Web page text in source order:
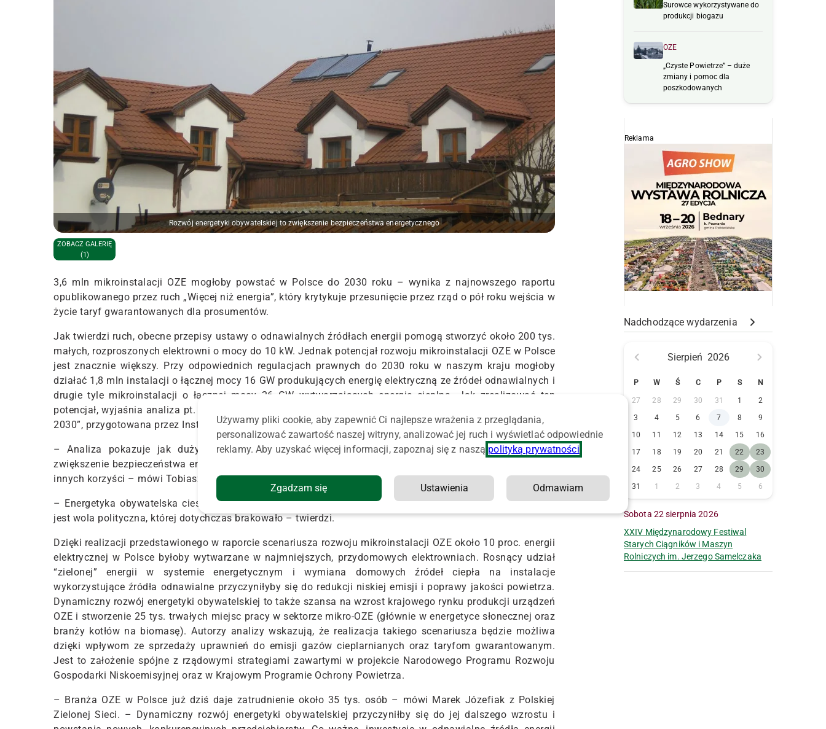
Rozwój energetyki obywatelskiej to zwiększenie bezpieczeństwa energetycznego
ZOBACZ GALERIĘ
(1)
3,6 mln mikroinstalacji OZE mogłoby powstać w Polsce do 2030 roku – wynika z najnowszego raportu
opublikowanego przez ruch „Więcej niż energia”, który krytykuje przesunięcie przez rząd o pół roku wejścia w
życie taryf gwarantowanych dla prosumentów.
Jak twierdzi ruch, obecne przepisy ustawy o odnawialnych źródłach energii pomogą stworzyć około 200 tys.
małych, rozproszonych elektrowni o mocy do 10 kW. Jednak potencjał rozwoju mikroinstalacji OZE w Polsce
jest znacznie większy. Przy odpowiednich regulacjach prawnych do 2030 roku w naszym kraju mogłoby
działać 1,8 mln instalacji o łącznej mocy 16 GW produkujących energię elektryczną ze źródeł odnawialnych i
drugie tyle mikroinstalacji o łącznej mocy 26 GW wytwarzających energię cieplną. Jak zrealizować ten
potencjał, wyjaśnia analiza pt. „Krajowy Plan Rozwoju Mikroinstalacji Odnawialnych Źródeł Energii do roku
2030”, przygotowana przez Instytut Energetyki Odnawialnej dla ruchu „Więcej niż energia” na zlecenie WWF .
– Analiza pokazuje jak duży jest potencjał energetyki obywatelskiej w Polsce. Jej rozwój oznacza
zwiększenie bezpieczeństwa energetycznego, wzrost innowacyjności gospodarki, czystsze powietrze i wiele
innych korzyści – mówi Tobiasz Adamczewski z WWF.
– Energetyka obywatelska cieszy się ogromnym poparciem społecznym, jednak do jej rozwoju niezbędna
jest wola polityczna, której dotychczas brakowało – twierdzi.
Dzięki realizacji przedstawionego w raporcie scenariusza rozwoju mikroinstalacji OZE około 10 proc. energii
elektrycznej w Polsce byłoby wytwarzane w najmniejszych, przydomowych elektrowniach. Rosnący udział
“zielonej” energii w systemie energetycznym i wymiana domowych źródeł ciepła na instalacje
wykorzystujące źródła odnawialne przyczyniłyby się do redukcji niskiej emisji i poprawy jakości powietrza.
Dynamiczny rozwój energetyki obywatelskiej to także szansa na wzrost krajowego rynku produkcji urządzeń
OZE i stworzenie 25 tys. trwałych miejsc pracy w sektorze mikro-OZE (głównie w energetyce słonecznej oraz
branży kotłów na biomasę). Autorzy analizy wskazują, że realizacja takiego scenariusza będzie możliwa
dzięki wpływom ze sprzedaży uprawnień do emisji gazów cieplarnianych oraz taryfom gwarantowanym.
Jest to założenie spójne z rządowymi strategiami zawartymi w projekcie Narodowego Programu Rozwoju
Gospodarki Niskoemisyjnej oraz w Krajowym Programie Ochrony Powietrza.
– Branża OZE w Polsce już dziś daje zatrudnienie około 35 tys. osób – mówi Marek Józefiak z Polskiej
Zielonej Sieci. – Dynamiczny rozwój energetyki obywatelskiej przyczyniłby się do jej dalszego wzrostu i
Surowce wykorzystywane do
produkcji biogazu
OZE
„Czyste Powietrze” – duże
zmiany i pomoc dla
poszkodowanych
Reklama
Nadchodzące wydarzenia
Sierpień 2026
P W Ś C P S N
27 28 29 30 31 1
2
3
4 5 6 7 8
9
10
11 12 13 14 15
16
17
18 19 20 21 22
23
24
25 26 27 28 29
30
31
1 2 3 4 5 6
Sobota 22 sierpnia 2026
XXIV Międzynarodowy Festiwal
Starych Ciągników i Maszyn
Rolniczych im. Jerzego Samelczaka
Używamy pliki cookie, aby zapewnić Ci najlepsze wrażenia z przeglądania,
personalizować zawartość naszej witryny, analizować jej ruch i wyświetlać odpowiednie
reklamy. Aby uzyskać więcej informacji, zapoznaj się z naszą polityką prywatności
Zgadzam się Ustawienia Odmawiam